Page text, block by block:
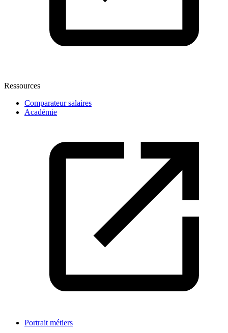
Ressources
Comparateur salaires
Académie
Portrait métiers